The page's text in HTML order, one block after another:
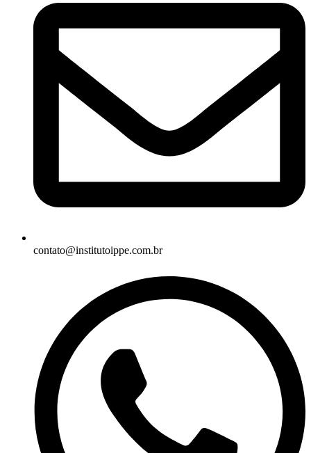
contato@institutoippe.com.br